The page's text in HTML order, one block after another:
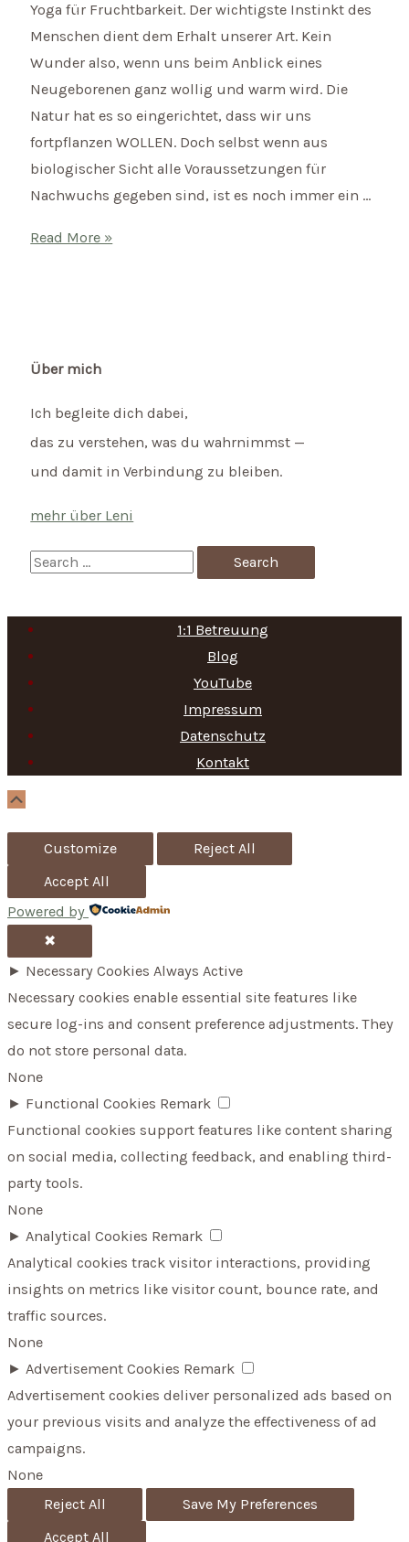
Yoga für Fruchtbarkeit. Der wichtigste Instinkt des
Menschen dient dem Erhalt unserer Art. Kein
Wunder also, wenn uns beim Anblick eines
Neugeborenen ganz wollig und warm wird. Die
Natur hat es so eingerichtet, dass wir uns
fortpflanzen WOLLEN. Doch selbst wenn aus
biologischer Sicht alle Voraussetzungen für
Nachwuchs gegeben sind, ist es noch immer ein …
Ayurveda
Read More »
Über mich
Ich begleite dich dabei,
das zu verstehen, was du wahrnimmst —
und damit in Verbindung zu bleiben.
mehr über Leni
S
a
h
f
o
1:1 Betreuung
Blog
YouTube
Impressum
Datenschutz
Kontakt
Customize
Reject All
Accept All
Powered by
✖
► Necessary Cookies Always Active
Necessary cookies enable essential site features like
secure log-ins and consent preference adjustments. They
do not store personal data.
None
► Functional Cookies Remark
Functional cookies support features like content sharing
on social media, collecting feedback, and enabling third-
party tools.
None
► Analytical Cookies Remark
Analytical cookies track visitor interactions, providing
insights on metrics like visitor count, bounce rate, and
traffic sources.
None
► Advertisement Cookies Remark
Advertisement cookies deliver personalized ads based on
your previous visits and analyze the effectiveness of ad
campaigns.
None
Reject All
Save My Preferences
Accept All